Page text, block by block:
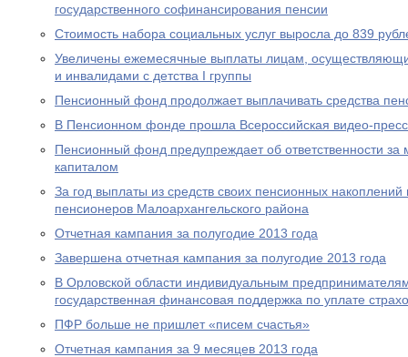
государственного софинансирования пенсии
Стоимость набора социальных услуг выросла до 839
Увеличены ежемесячные выплаты лицам,
и инвалидами с детства I группы
Пенсионный фонд продолжает выплачивать средства
В Пенсионном фонде прошла Всероссийская видео-
Пенсионный фонд предупреждает об ответственности
капиталом
За год выплаты из средств своих пенсионных накоплений
пенсионеров Малоархангельского района
Отчетная кампания за полугодие 2013 года
Завершена отчетная кампания за полугодие 2013 года
В Орловской области индивидуальным
государственная финансовая поддержка по уплате
ПФР больше не пришлет «писем счастья»
Отчетная кампания за 9 месяцев 2013 года